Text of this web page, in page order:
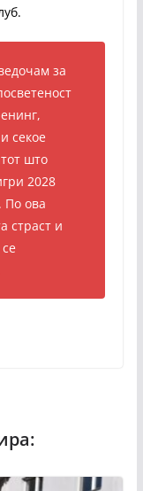
за
секое
што
2028
По ова
страст и